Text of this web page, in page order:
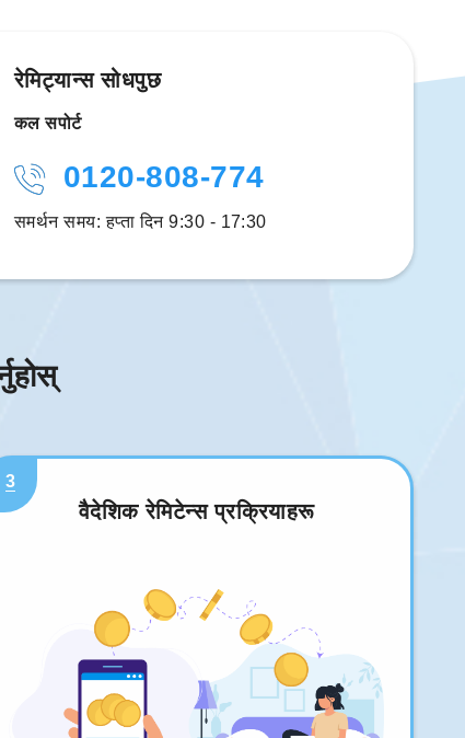
रेमिट्यान्स सोधपुछ
कल सपोर्ट
0120-808-774
समर्थन समय: हप्ता दिन 9:30 - 17:30
3
वैदेशिक रेमिटेन्स प्रक्रियाहरू